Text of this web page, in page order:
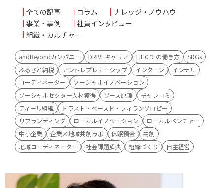
全ての記事 コラム
ナレッジ・ノウハウ
事業・事例
社員インタビュー
組織・カルチャー
andBeyondカンパニー DRIVEキャリア ETIC.での働き方
SDGs
ふるさと納税
アントレプレナーシップ インターン
インテル
コーディネーター
ソーシャルイノベーション
ソーシャルセクター人材獲得
ソース原理
チャレコミ
ティール組織
トラスト・ベースド・フィランソロピー
リブランディング
ローカルイノベーション
ローカルベンチャー
中小企業
企業×地域共創ラボ 休眠預金
共創
地域コーディネーター
社会課題解決 組織づくり 自主経営